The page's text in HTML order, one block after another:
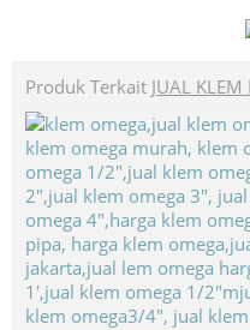
Produk Terkait JUAL